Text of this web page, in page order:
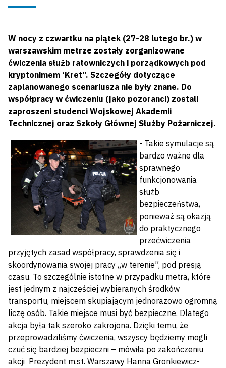
W nocy z czwartku na piątek (27-28 lutego br.) w
warszawskim metrze zostały zorganizowane
ćwiczenia służb ratowniczych i porządkowych pod
kryptonimem ‘Kret”. Szczegóły dotyczące
zaplanowanego scenariusza nie były znane. Do
współpracy w ćwiczeniu (jako pozoranci) zostali
zaproszeni studenci Wojskowej Akademii
Technicznej oraz Szkoły Głównej Służby Pożarniczej.
- Takie symulacje są
bardzo ważne dla
sprawnego
funkcjonowania
służb
bezpieczeństwa,
ponieważ są okazją
do praktycznego
przećwiczenia
przyjętych zasad współpracy, sprawdzenia się i
skoordynowania swojej pracy „w terenie”, pod presją
czasu. To szczególnie istotne w przypadku metra, które
jest jednym z najczęściej wybieranych środków
transportu, miejscem skupiającym jednorazowo ogromną
liczę osób. Takie miejsce musi być bezpieczne. Dlatego
akcja była tak szeroko zakrojona. Dzięki temu, że
przeprowadziliśmy ćwiczenia, wszyscy będziemy mogli
czuć się bardziej bezpieczni – mówiła po zakończeniu
akcji Prezydent m.st. Warszawy Hanna Gronkiewicz-